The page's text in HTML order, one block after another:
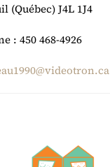
(Québec) J4L 1J4
: 450 468-4926